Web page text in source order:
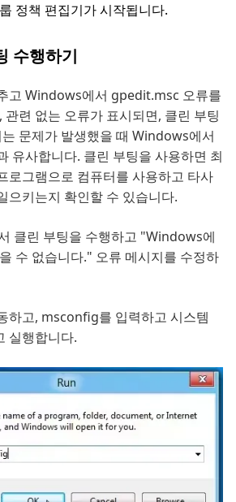
정책 편집기가 시작됩니다.
수행하기
고 Windows에서 gpedit.msc 오류를
관련 없는 오류가 표시되면, 클린 부팅
문제가 발생했을 때 Windows에서
유사합니다. 클린 부팅을 사용하면 최
로그램으로 컴퓨터를 사용하고 타사
으키는지 확인할 수 있습니다.
클린 부팅을 수행하고 "Windows에
수 없습니다." 오류 메시지를 수정하
하고, msconfig를 입력하고 시스템
실행합니다.